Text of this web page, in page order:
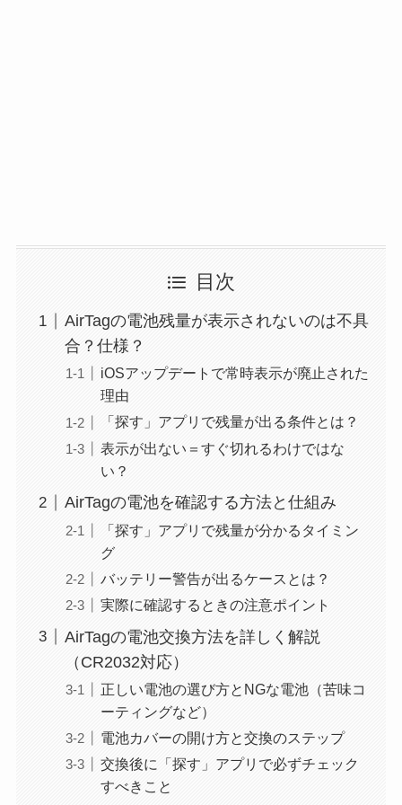
目次
AirTagの電池残量が表示されないのは不具
合？仕様？
iOSアップデートで常時表示が廃止された
理由
「探す」アプリで残量が出る条件とは？
表示が出ない＝すぐ切れるわけではな
い？
AirTagの電池を確認する方法と仕組み
「探す」アプリで残量が分かるタイミン
グ
バッテリー警告が出るケースとは？
実際に確認するときの注意ポイント
AirTagの電池交換方法を詳しく解説
（CR2032対応）
正しい電池の選び方とNGな電池（苦味コ
ーティングなど）
電池カバーの開け方と交換のステップ
交換後に「探す」アプリで必ずチェック
すべきこと